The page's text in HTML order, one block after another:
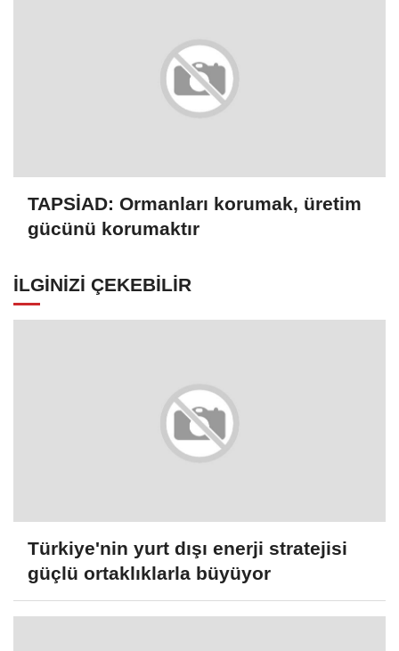
TAPSİAD: Ormanları korumak, üretim
gücünü korumaktır
İLGINIZI ÇEKEBILIR
Türkiye'nin yurt dışı enerji stratejisi
güçlü ortaklıklarla büyüyor